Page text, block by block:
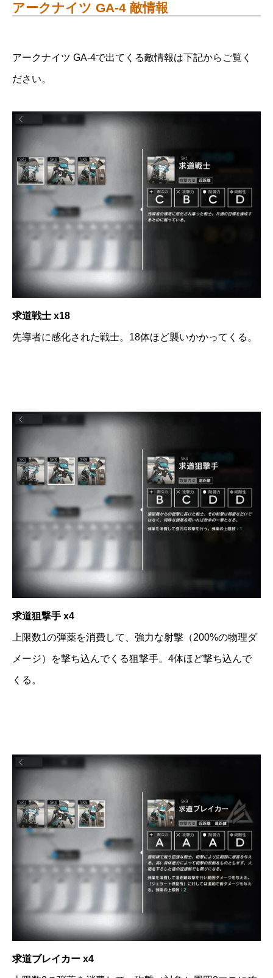
アークナイツ GA-4 敵情報
アークナイツ GA-4で出てくる敵情報は下記からご覧く
ださい。
求道戦士 x18
先導者に感化された戦士。18体ほど襲いかかってくる。
求道狙撃手 x4
上限数1の弾薬を消費して、強力な射撃（200%の物理ダ
メージ）を撃ち込んでくる狙撃手。4体ほど撃ち込んで
くる。
求道ブレイカー x4